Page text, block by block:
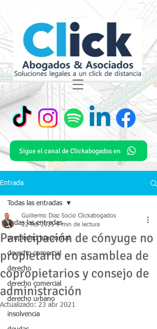
Sigue el canal de Clickabogados en
Entrada
Todas las entradas
propiedad horizontal
derecho comercial
derecho
derecho comercial
derecho urbano
insolvencia
Todas las entradas
Participación de cónyuge no
propietario en asamblea de
copropietarios y consejo de
administración
Guillermo Diaz Socio Clickabogados
22 feb 2021 5 min de lectura
Actualizado: 23 abr 2021